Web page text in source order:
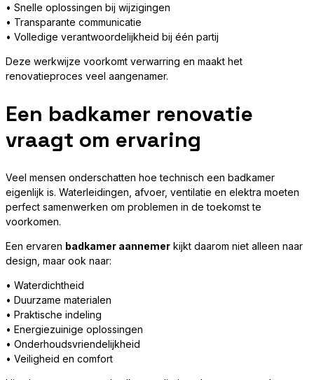
• Snelle oplossingen bij wijzigingen
• Transparante communicatie
• Volledige verantwoordelijkheid bij één partij
Deze werkwijze voorkomt verwarring en maakt het
renovatieproces veel aangenamer.
Een badkamer renovatie
vraagt om ervaring
Veel mensen onderschatten hoe technisch een badkamer
eigenlijk is. Waterleidingen, afvoer, ventilatie en elektra moeten
perfect samenwerken om problemen in de toekomst te
voorkomen.
Een ervaren badkamer aannemer kijkt daarom niet alleen naar
design, maar ook naar:
• Waterdichtheid
• Duurzame materialen
• Praktische indeling
• Energiezuinige oplossingen
• Onderhoudsvriendelijkheid
• Veiligheid en comfort